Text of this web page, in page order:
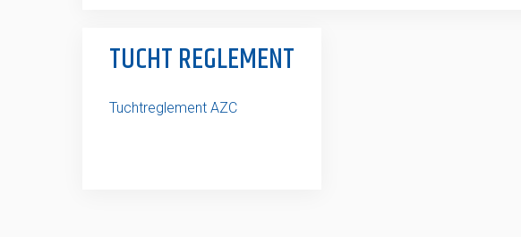
TUCHT REGLEMENT
Tuchtreglement AZC